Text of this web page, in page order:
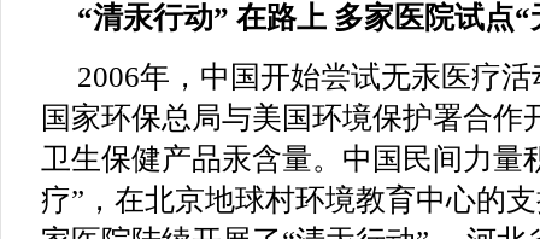
“清汞行动” 在路上 多家医院试点“
2006年，中国开始尝试无汞医疗
国家环保总局与美国环境保护署合作
卫生保健产品汞含量。中国民间力量
疗”，在北京地球村环境教育中心的